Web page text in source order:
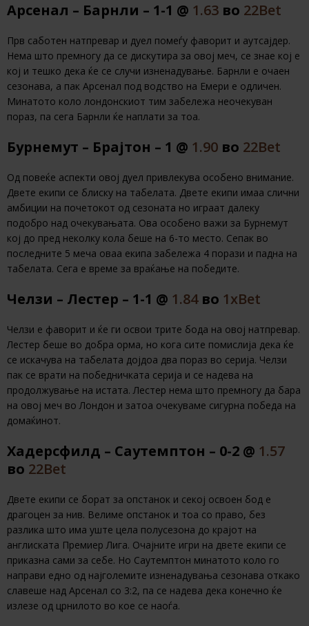
Арсенал – Барнли – 1-1 @ 1.63 во 22Bet
Прв саботен натпревар и дуел помеѓу фаворит и аутсајдер.
Нема што премногу да се дискутира за овој меч, се знае кој е
кој и тешко дека ќе се случи изненадување. Барнли е очаен
сезонава, а пак Арсенал под водство на Емери е одличен.
Минатото коло лондонскиот тим забележа неочекуван
пораз, па сега Барнли ќе наплати за тоа.
Бурнемут – Брајтон – 1 @ 1.90 во 22Bet
Од повеќе аспекти овој дуел привлекува особено внимание.
Двете екипи се блиску на табелата. Двете екипи имаа слични
амбиции на почетокот од сезоната но играат далеку
подобро над очекувањата. Ова особено важи за Бурнемут
кој до пред неколку кола беше на 6-то место. Сепак во
последните 5 меча оваа екипа забележа 4 порази и падна на
табелата. Сега е време за враќање на победите.
Челзи – Лестер – 1-1 @ 1.84во 1хBet
Челзи е фаворит и ќе ги освои трите бода на овој натпревар.
Лестер беше во добра орма, но кога сите помислија дека ќе
се искачува на табелата дојдоа два пораз во серија. Челзи
пак се врати на победничката серија и се надева на
продолжување на истата. Лестер нема што премногу да бара
на овој меч во Лондон и затоа очекуваме сигурна победа на
домаќинот.
Хадерсфилд – Саутемптон – 0-2 @ 1.57
во 22Bet
Двете екипи се борат за опстанок и секој освоен бод е
драгоцен за нив. Велиме опстанок и тоа со право, без
разлика што има уште цела полусезона до крајот на
англиската Премиер Лига. Очајните игри на двете екипи се
приказна сами за себе. Но Саутемптон минатото коло го
направи едно од најголемите изненадувања сезонава откако
славеше над Арсенал со 3:2, па се надева дека конечно ќе
излезе од црнилото во кое се наоѓа.